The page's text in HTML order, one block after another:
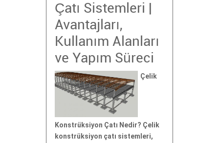
Çatı Sistemleri |
Avantajları,
Kullanım Alanları
ve Yapım Süreci
Çelik
Konstrüksiyon Çatı Nedir? Çelik
konstrüksiyon çatı sistemleri,